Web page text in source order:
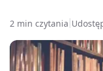
2 min czytania